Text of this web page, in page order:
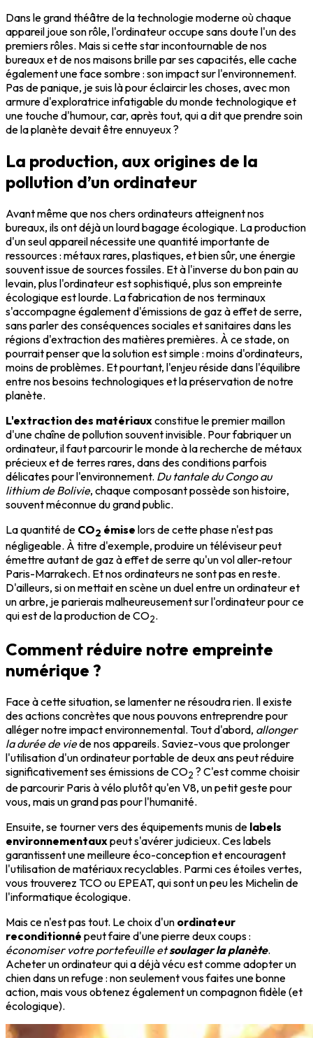
Dans le grand théâtre de la technologie moderne où chaque
appareil joue son rôle, l'ordinateur occupe sans doute l'un des
premiers rôles. Mais si cette star incontournable de nos
bureaux et de nos maisons brille par ses capacités, elle cache
également une face sombre : son impact sur l'environnement.
Pas de panique, je suis là pour éclaircir les choses, avec mon
armure d'exploratrice infatigable du monde technologique et
une touche d'humour, car, après tout, qui a dit que prendre soin
de la planète devait être ennuyeux ?
La production, aux origines de la
pollution d’un ordinateur
Avant même que nos chers ordinateurs atteignent nos
bureaux, ils ont déjà un lourd bagage écologique. La production
d'un seul appareil nécessite une quantité importante de
ressources : métaux rares, plastiques, et bien sûr, une énergie
souvent issue de sources fossiles. Et à l'inverse du bon pain au
levain, plus l'ordinateur est sophistiqué, plus son empreinte
écologique est lourde. La fabrication de nos terminaux
s'accompagne également d'émissions de gaz à effet de serre,
sans parler des conséquences sociales et sanitaires dans les
régions d'extraction des matières premières. À ce stade, on
pourrait penser que la solution est simple : moins d'ordinateurs,
moins de problèmes. Et pourtant, l'enjeu réside dans l'équilibre
entre nos besoins technologiques et la préservation de notre
planète.
L'extraction des matériauxconstitue le premier maillon
d'une chaîne de pollution souvent invisible. Pour fabriquer un
ordinateur, il faut parcourir le monde à la recherche de métaux
précieux et de terres rares, dans des conditions parfois
délicates pour l'environnement. Du tantale du Congo au
lithium de Bolivie, chaque composant possède son histoire,
souvent méconnue du grand public.
La quantité de CO2 émise lors de cette phase n'est pas
négligeable. À titre d'exemple, produire un téléviseur peut
émettre autant de gaz à effet de serre qu'un vol aller-retour
Paris-Marrakech. Et nos ordinateurs ne sont pas en reste.
D'ailleurs, si on mettait en scène un duel entre un ordinateur et
un arbre, je parierais malheureusement sur l'ordinateur pour ce
qui est de la production de CO2.
Comment réduire notre empreinte
numérique ?
Face à cette situation, se lamenter ne résoudra rien. Il existe
des actions concrètes que nous pouvons entreprendre pour
alléger notre impact environnemental. Tout d'abord, allonger
la durée de viede nos appareils. Saviez-vous que prolonger
l'utilisation d'un ordinateur portable de deux ans peut réduire
significativement ses émissions de CO2 ? C'est comme choisir
de parcourir Paris à vélo plutôt qu'en V8, un petit geste pour
vous, mais un grand pas pour l'humanité.
Ensuite, se tourner vers des équipements munis de labels
environnementauxpeut s'avérer judicieux. Ces labels
garantissent une meilleure éco-conception et encouragent
l'utilisation de matériaux recyclables. Parmi ces étoiles vertes,
vous trouverez TCO ou EPEAT, qui sont un peu les Michelin de
l'informatique écologique.
Mais ce n'est pas tout. Le choix d'un ordinateur
reconditionné peut faire d'une pierre deux coups :
économiser votre portefeuille etsoulager la planète.
Acheter un ordinateur qui a déjà vécu est comme adopter un
chien dans un refuge : non seulement vous faites une bonne
action, mais vous obtenez également un compagnon fidèle (et
écologique).